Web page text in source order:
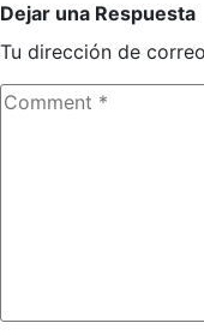
Dejar una Respuesta
Tu dirección de